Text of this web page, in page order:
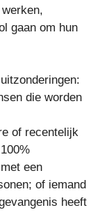
gaan om hun
die worden
of recentelijk
een
of iemand
heeft